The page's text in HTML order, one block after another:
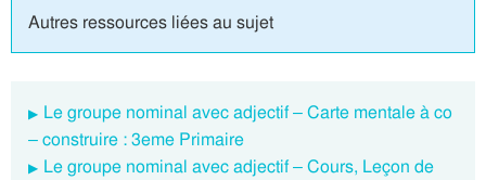
Autres ressources liées au sujet
Le groupe nominal avec adjectif – Carte mentale à co
– construire : 3eme Primaire
Le groupe nominal avec adjectif – Cours, Leçon de